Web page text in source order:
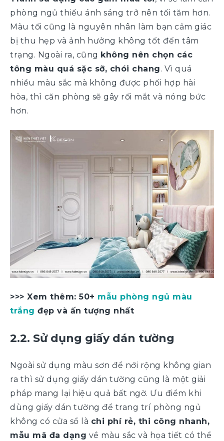
phòng ngủ thiếu ánh sáng trở nên tối tăm hơn.
Màu tối cũng là nguyên nhân làm bạn cảm giác
bị thu hẹp và ảnh hưởng không tốt đến tâm
trạng. Ngoài ra, cũng không nên chọn các
tông màu quá sặc sỡ, chói chang. Vì quá
nhiều màu sắc mà không được phối hợp hài
hòa, thì căn phòng sẽ gây rối mắt và nóng bức
hơn.
>>> Xem thêm: 50+ mẫu phòng ngủ màu
trắng đẹp và ấn tượng nhất
2.2. Sử dụng giấy dán tường
Ngoài sử dụng màu sơn để nới rộng không gian
ra thì sử dụng giấy dán tường cũng là một giải
pháp mang lại hiệu quả bất ngờ. Ưu điểm khi
dùng giấy dán tường để trang trí phòng ngủ
không có cửa sổ là chi phí rẻ, thi công nhanh,
mẫu mã đa dạng về màu sắc và họa tiết có thể